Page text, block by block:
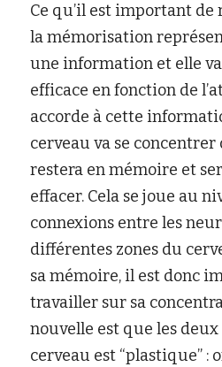
Ce qu’il est important
la mémorisation
une information et elle
efficace en fonction de
accorde à cette
cerveau va se concentrer
restera en mémoire et
effacer. Cela se joue au
connexions entre les
différentes zones du
sa mémoire, il est donc
travailler sur sa
nouvelle est que les
cerveau est “plastique” :